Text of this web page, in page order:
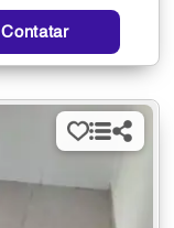
Contatar